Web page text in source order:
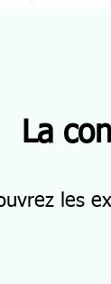
La
les